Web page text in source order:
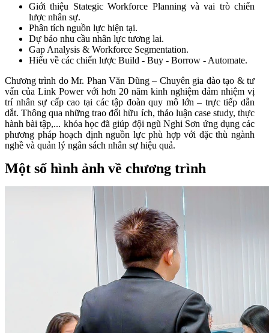
Giới thiệu Stategic Workforce Planning và vai trò chiến
lược nhân sự.
Phân tích nguồn lực hiện tại.
Dự báo nhu cầu nhân lực tương lai.
Gap Analysis & Workforce Segmentation.
Hiểu về các chiến lược Build - Buy - Borrow - Automate.
Chương trình do Mr. Phan Văn Dũng – Chuyên gia đào tạo & tư
vấn của Link Power với hơn 20 năm kinh nghiệm đảm nhiệm vị
trí nhân sự cấp cao tại các tập đoàn quy mô lớn – trực tiếp dẫn
dắt. Thông qua những trao đổi hữu ích, thảo luận case study, thực
hành bài tập,... khóa học đã giúp đội ngũ Nghi Sơn ứng dụng các
phương pháp hoạch định nguồn lực phù hợp với đặc thù ngành
nghề và quản lý ngân sách nhân sự hiệu quả.
Một số hình ảnh về chương trình